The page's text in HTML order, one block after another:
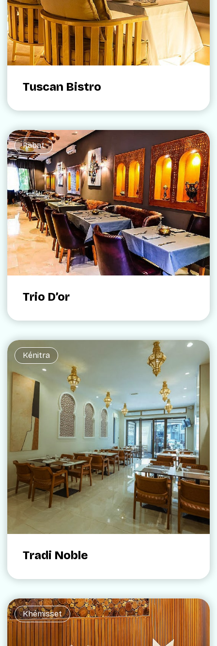
Tuscan Bistro
Rabat
Trio D’or
Kénitra
Tradi Noble
Khémisset